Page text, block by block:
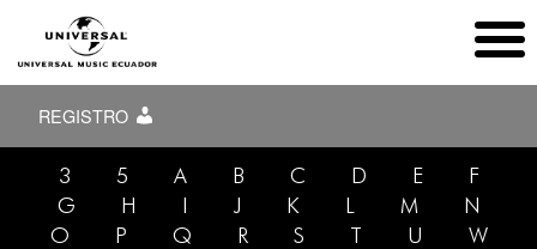
REGISTRO
3 5 A B C D E
F
G
H I J K L M
N
O
P Q R S T U
W